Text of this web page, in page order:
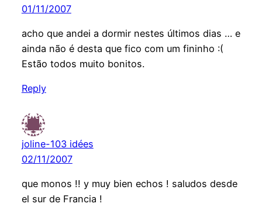
01/11/2007
acho que andei a dormir nestes últimos dias … e
ainda não é desta que fico com um fininho :(
Estão todos muito bonitos.
Reply
joline-103 idées
02/11/2007
que monos !! y muy bien echos ! saludos desde
el sur de Francia !